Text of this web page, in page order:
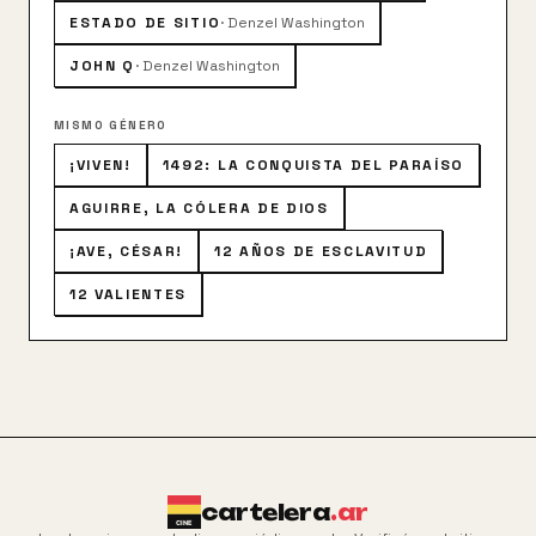
ESTADO DE SITIO· Denzel Washington
JOHN Q · Denzel Washington
MISMO GÉNERO
¡VIVEN! 1492: LA CONQUISTA DEL PARAÍSO
AGUIRRE, LA CÓLERA DE DIOS
¡AVE, CÉSAR! 12 AÑOS DE ESCLAVITUD
12 VALIENTES
cartelera.ar